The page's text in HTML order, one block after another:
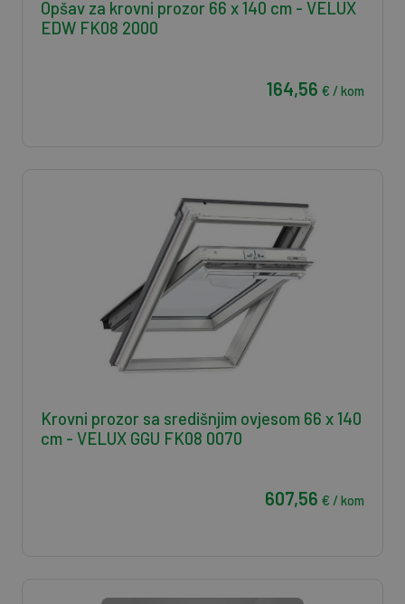
Opšav za krovni prozor 66 x 140 cm - VELUX
EDW FK08 2000
164,56 € / kom
Krovni prozor sa središnjim ovjesom 66 x 140
cm - VELUX GGU FK08 0070
607,56 € / kom